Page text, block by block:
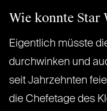
Wie konnte Star
Eigentlich müsste
durchwinken und
seit Jahrzehnten
die Chefetage des